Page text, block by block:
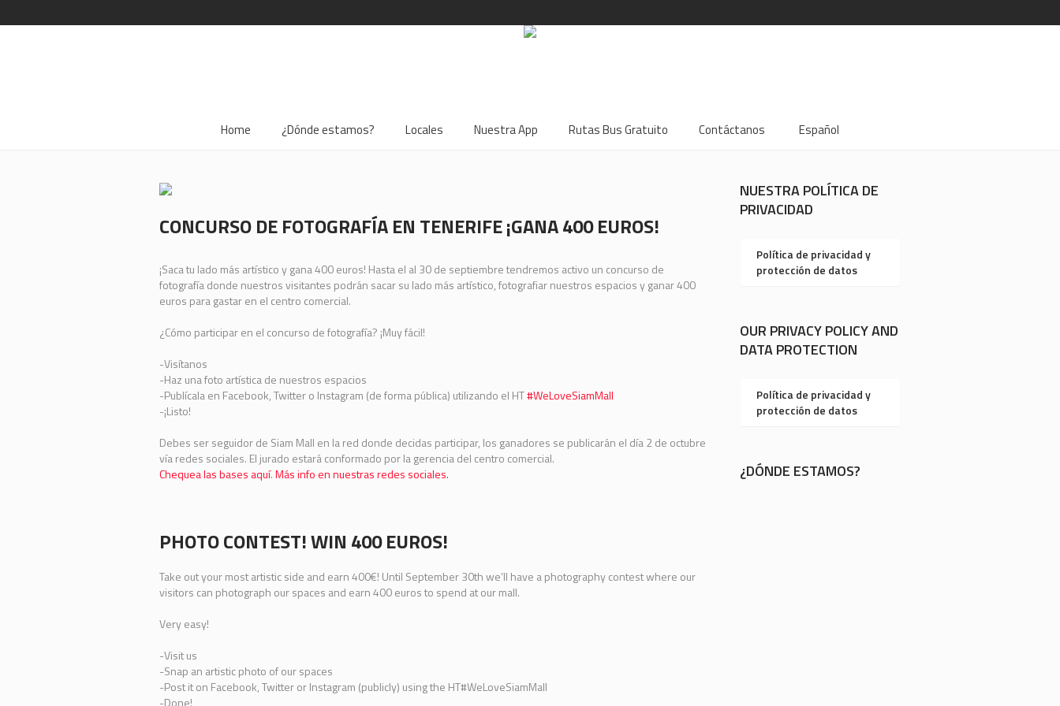
Home ¿Dónde estamos? Locales Nuestra App Rutas Bus Gratuito Contáctanos Español
CONCURSO DE FOTOGRAFÍA EN TENERIFE ¡GANA 400 EUROS!
¡Saca tu lado más artístico y gana 400 euros! Hasta el al 30 de septiembre tendremos activo un concurso de
fotografía donde nuestros visitantes podrán sacar su lado más artístico, fotografiar nuestros espacios y ganar 400
euros para gastar en el centro comercial.
¿Cómo participar en el concurso de fotografía? ¡Muy fácil!
-Visítanos
-Haz una foto artística de nuestros espacios
-Publícala en Facebook, Twitter o Instagram (de forma pública) utilizando el HT#WeLoveSiamMall
-¡Listo!
Debes ser seguidor de Siam Mall en la red donde decidas participar, los ganadores se publicarán el día 2 de octubre
vía redes sociales. El jurado estará conformado por la gerencia del centro comercial.
Chequea las bases aquí.Más info en nuestras redes sociales.
PHOTO CONTEST! WIN 400 EUROS!
Take out your most artistic side and earn 400€! Until September 30th we’ll have a photography contest where our
visitors can photograph our spaces and earn 400 euros to spend at our mall.
Very easy!
-Visit us
-Snap an artistic photo of our spaces
-Post it on Facebook, Twitter or Instagram (publicly) using the HT#WeLoveSiamMall
-Done!
NUESTRA POLÍTICA DE
PRIVACIDAD
Política de privacidad y
protección de datos
OUR PRIVACY POLICY AND
DATA PROTECTION
Política de privacidad y
protección de datos
¿DÓNDE ESTAMOS?